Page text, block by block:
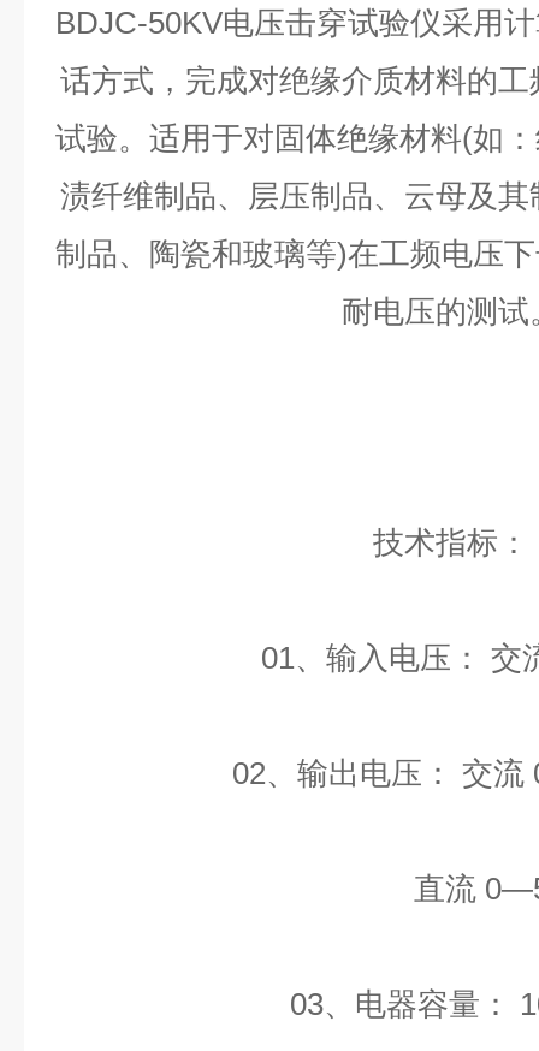
BDJC-50KV电压击穿试验仪采用
话方式，完成对绝缘介质材料的
试验。适用于对固体绝缘材料(如
渍纤维制品、层压制品、云母及
制品、陶瓷和玻璃等)在工频电压
耐电压的测试
技术指标：
01、输入电压： 交
02、输出电压： 交流
直流
03、电器容量：